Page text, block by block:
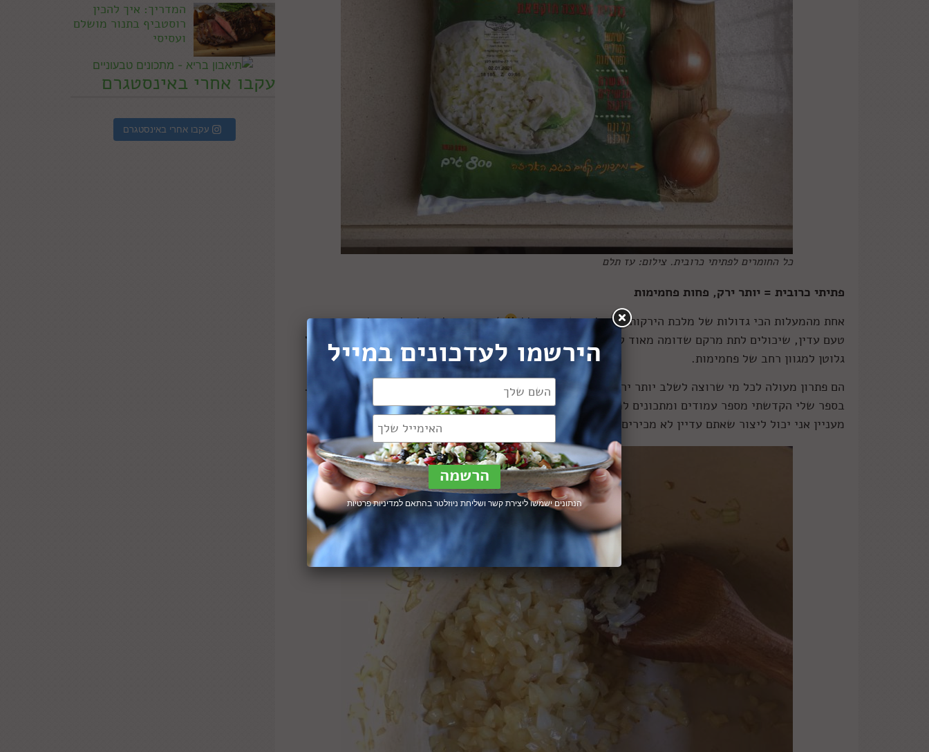
המדריך: איך להכין
רוסטביף בתנור מושלם
ועסיסי
עקבו אחרי באינסטגרם
עקבו אחרי באינסטגרם
כל החומרים לפתיתי כרובית. צילום: עז תלם
פתיתי כרובית = יותר ירק, פחות פחמימות
אחת מהמעלות הכי גדולות של מלכת הירקות (אני לא משוחד בכלל
) היא היכולת שלה להפוך לפירורים עם
טעם עדין, שיכולים לתת מרקם שדומה מאוד לאורז וקוסקוס, לספוג טעמים וצבעים ולהיות תחליף מעולה ונטול
גלוטן למגוון רחב של פחמימות.
הם פתרון מעולה לכל מי שרוצה לשלב יותר ירקות בתזונה שלו, וילדים גם מתחברים למרקם שלהם יותר בקלות.
בספר שלי הקדשתי מספר עמודים ומתכונים למתכוני פתיתי כרובית, אז היום הייתי צריך לחשוב איזה מתכון
מעניין אני יכול ליצור שאתם עדיין לא מכירים.
הירשמו לעדכונים במייל
הנתונים ישמשו ליצירת קשר ושליחת ניוזלטר בהתאם למדיניות פרטיות